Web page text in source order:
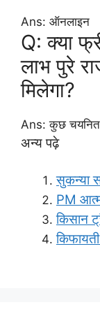
Ans: ऑनलाइन
Q: क्या
लाभ पुरे
मिलेगा?
Ans: कुछ चयनित
अन्य पढ़े
सुकन्या
PM
किसान